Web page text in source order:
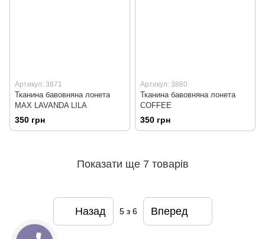
Артикул: 3871
Тканина бавовняна лонета
MAX LAVANDA LILA
350 грн
Артикул: 3860
Тканина бавовняна лонета
COFFEE
350 грн
Показати ще 7 товарів
Назад 5з 6 Вперед